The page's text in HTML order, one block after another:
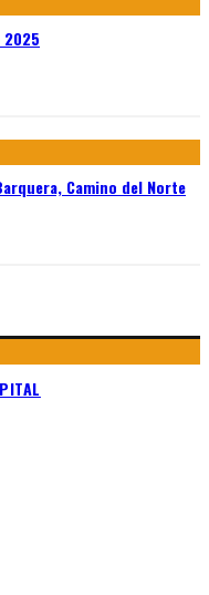
2025
Camino del Norte